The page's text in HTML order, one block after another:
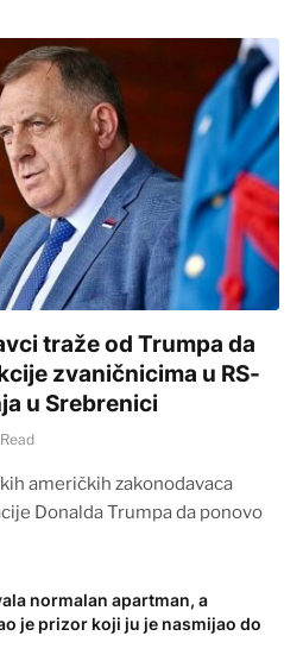
traže od Trumpa da
zvaničnicima u RS-
u Srebrenici
američkih zakonodavaca
Donalda Trumpa da ponovo
normalan apartman, a
je prizor koji ju je nasmijao do